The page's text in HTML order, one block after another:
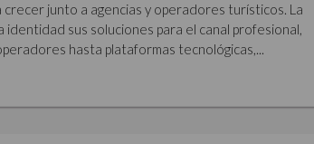
crecer junto a agencias y operadores turísticos. La
identidad sus soluciones para el canal profesional,
hasta plataformas tecnológicas,...